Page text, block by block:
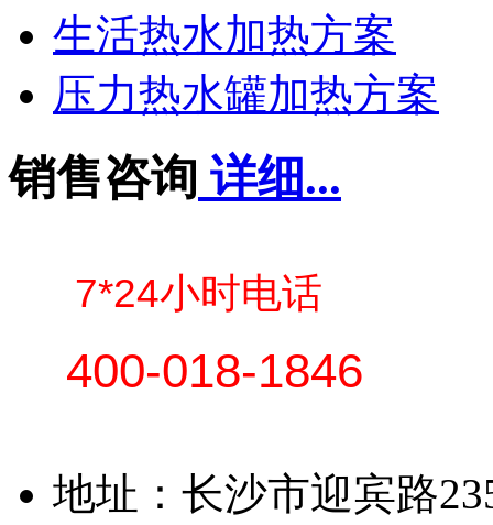
生活热水加热方案
压力热水罐加热方案
销售咨询 详细...
7*24小时电话
400-018-1846
地址：长沙市迎宾路